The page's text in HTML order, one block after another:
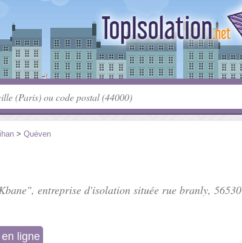
> Quéven
entreprise d'isolation située rue branly, 56530
ligne